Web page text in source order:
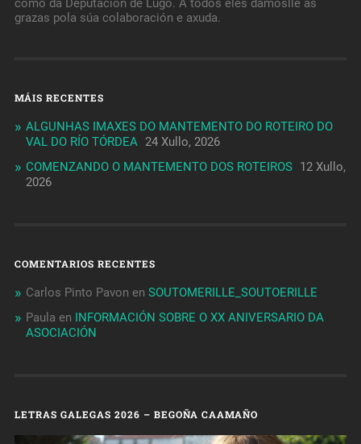
como da Deputación de Lugo. A todos eles dámoslle as
grazas pola súa colaboración e axuda.
MÁIS RECENTES
ALGUNHAS IMAXES DO MANTEMENTO DO ROTEIRO DO
VAL DO RÍO TÓRDEA 24 Xullo, 2026
COMENZANDO O MANTEMENTO DOS ROTEIROS 12 Xullo,
2026
COMENTARIOS RECENTES
Carlos Pinto Pavon en SOUTOMERILLE_SOUTOERILLE
Paula en INFORMACIÓN SOBRE O XX ANIVERSARIO DA
ASOCIACIÓN
LETRAS GALEGAS 2026 – BEGOÑA CAAMAÑO